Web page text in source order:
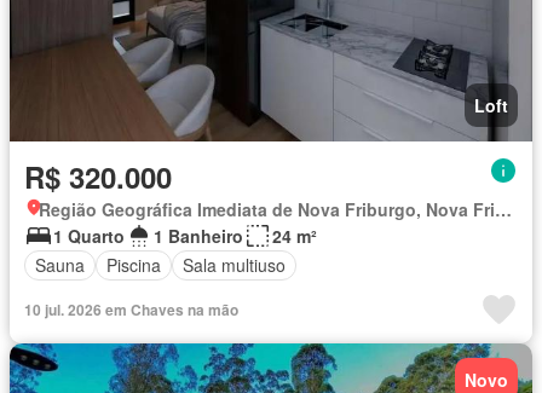
Loft
R$ 320.000
Região Geográfica Imediata de Nova Friburgo, Nova Friburgo
1 Quarto
1 Banheiro
24 m²
Sauna
Piscina Sala multiuso
10 jul. 2026 em Chaves na mão
Novo